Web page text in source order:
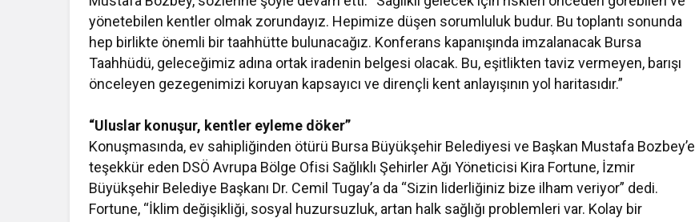
yönetebilen kentler olmak zorundayız. Hepimize düşen sorumluluk budur. Bu toplantı sonunda
hep birlikte önemli bir taahhütte bulunacağız. Konferans kapanışında imzalanacak Bursa
Taahhüdü, geleceğimiz adına ortak iradenin belgesi olacak. Bu, eşitlikten taviz vermeyen, barışı
önceleyen gezegenimizi koruyan kapsayıcı ve dirençli kent anlayışının yol haritasıdır.”
“Uluslar konuşur, kentler eyleme döker”
Konuşmasında, ev sahipliğinden ötürü Bursa Büyükşehir Belediyesi ve Başkan Mustafa Bozbey’e
teşekkür eden DSÖ Avrupa Bölge Ofisi Sağlıklı Şehirler Ağı Yöneticisi Kira Fortune, İzmir
Büyükşehir Belediye Başkanı Dr. Cemil Tugay’a da “Sizin liderliğiniz bize ilham veriyor” dedi.
Fortune, “İklim değişikliği, sosyal huzursuzluk, artan halk sağlığı problemleri var. Kolay bir